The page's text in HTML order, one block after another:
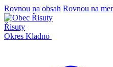
Rovnou na obsah Rovnou na
Řisuty
Okres Kladno